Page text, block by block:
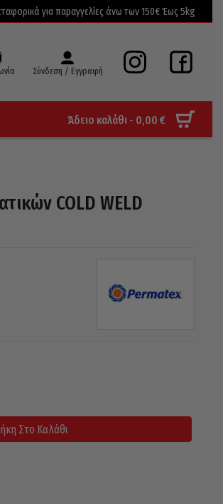
για παραγγελίες άνω των 150€ Έως 5kg
Σύνδεση / Εγγραφή
Άδειο καλάθι - 0,00 €
COLD WELD
Στο Καλάθι